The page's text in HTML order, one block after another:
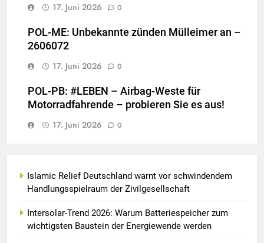
17. Juni 2026
0
POL-ME: Unbekannte zünden Mülleimer an –
2606072
17. Juni 2026
0
POL-PB: #LEBEN – Airbag-Weste für
Motorradfahrende – probieren Sie es aus!
17. Juni 2026
0
Islamic Relief Deutschland warnt vor schwindendem
Handlungsspielraum der Zivilgesellschaft
Intersolar-Trend 2026: Warum Batteriespeicher zum
wichtigsten Baustein der Energiewende werden